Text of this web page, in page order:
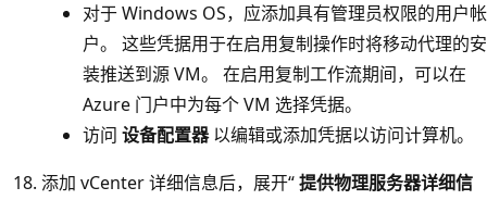
对于 Windows OS，应添加具有管理员权限的用户帐
户。 这些凭据用于在启用复制操作时将移动代理的安
装推送到源 VM。 在启用复制工作流期间，可以在
Azure 门户中为每个 VM 选择凭据。
访问 设备配置器以编辑或添加凭据以访问计算机。
添加 vCenter 详细信息后，展开“提供物理服务器详细信